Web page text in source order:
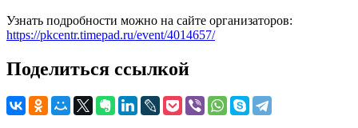
Узнать подробности можно на сайте организаторов:
https://pkcentr.timepad.ru/event/4014657/
Поделиться ссылкой